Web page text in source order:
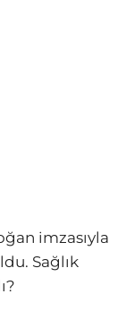
imzasıyla
Sağlık